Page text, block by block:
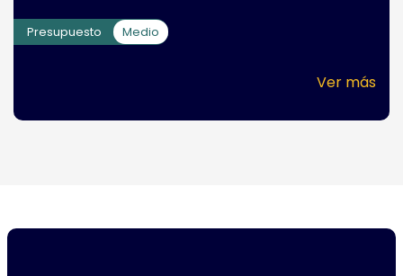
Presupuesto Medio
Ver más